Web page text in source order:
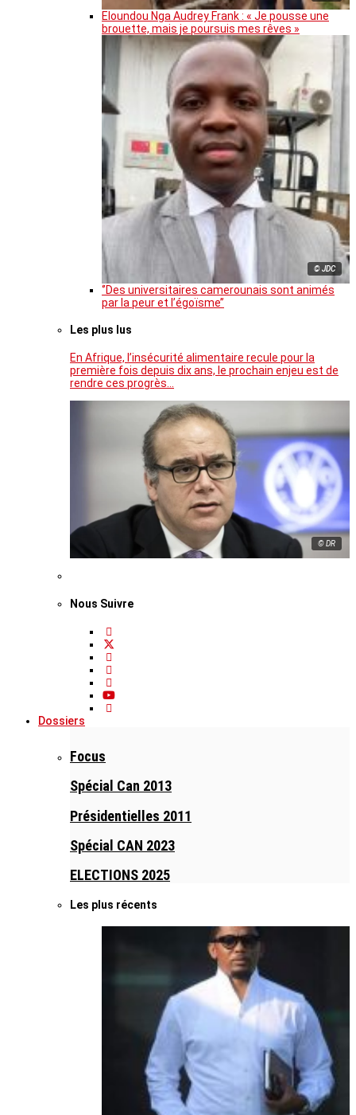
Eloundou Nga Audrey Frank : « Je pousse une
brouette, mais je poursuis mes rêves »
© JDC
‘’Des universitaires camerounais sont animés
par la peur et l’égoïsme’’
Les plus lus
En Afrique, l’insécurité alimentaire recule pour la
première fois depuis dix ans, le prochain enjeu est de
rendre ces progrès…
© DR
Nous Suivre
Dossiers
Focus
Spécial Can 2013
Présidentielles 2011
Spécial CAN 2023
ELECTIONS 2025
Les plus récents